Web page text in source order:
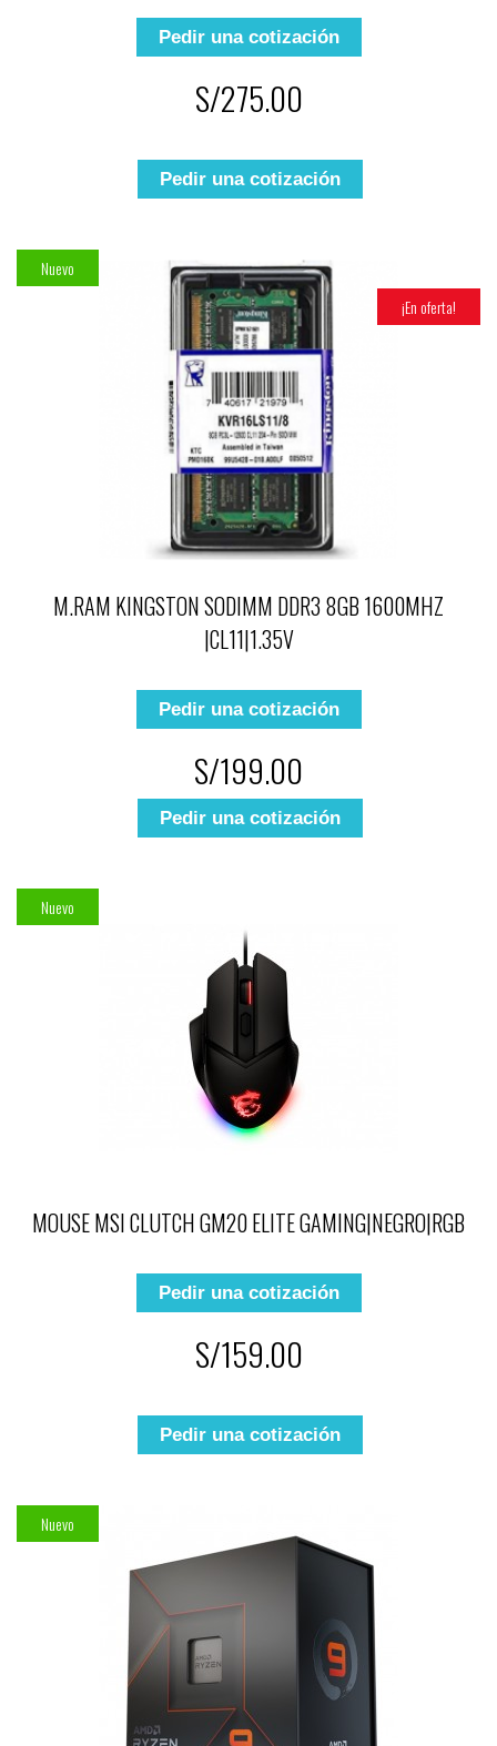
Pedir una cotización
S/275.00
Pedir una cotización
¡En oferta!
Nuevo
M.RAM KINGSTON SODIMM DDR3 8GB 1600MHZ
|CL11|1.35V
Pedir una cotización
S/199.00
Pedir una cotización
Nuevo
MOUSE MSI CLUTCH GM20 ELITE GAMING|NEGRO|RGB
Pedir una cotización
S/159.00
Pedir una cotización
Nuevo